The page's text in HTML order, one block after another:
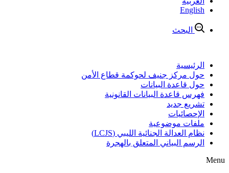
English
البحث
الرئيسية
حول مركز جنيف لحوكمة قطاع الأمن
حول قاعدة البيانات
فهرس قاعدة البيانات القانونية
تشريع جديد
الإحصائيات
ملفات موضوعية
نظام العدالة الجنائية الليبي (LCJS)
الرسم البياني المتعلق بالهجرة
Menu